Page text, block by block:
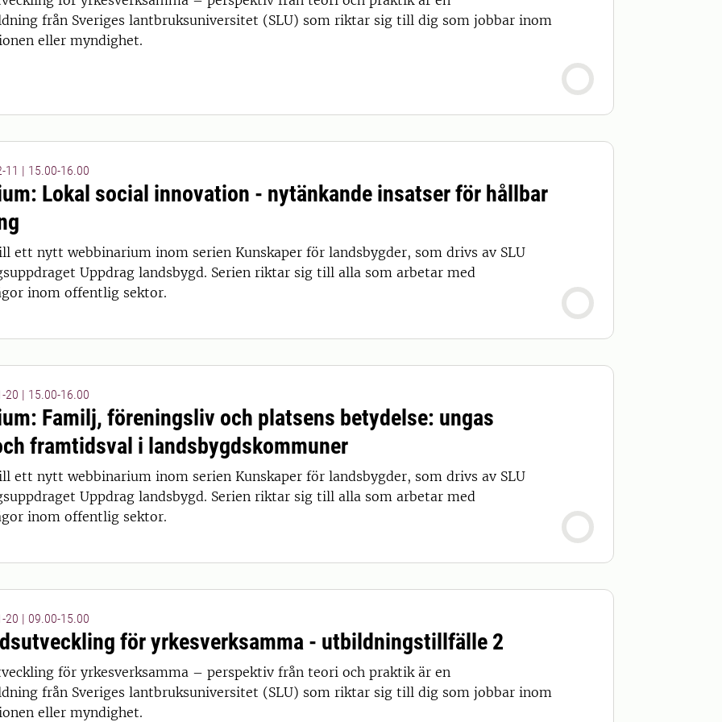
11:00
från Sveriges lantbruksuniversitet (SLU) som riktar sig till dig som jobbar inom
eller myndighet.
11 | 15.00-16.00
Lokal social innovation - nytänkande insatser för hållbar
ett nytt webbinarium inom serien Kunskaper för landsbygder, som drivs av SLU
Uppdrag landsbygd. Serien riktar sig till alla som arbetar med
inom offentlig sektor.
20 | 15.00-16.00
Familj, föreningsliv och platsens betydelse: ungas
framtidsval i landsbygdskommuner
ett nytt webbinarium inom serien Kunskaper för landsbygder, som drivs av SLU
Uppdrag landsbygd. Serien riktar sig till alla som arbetar med
inom offentlig sektor.
14:00
20 | 09.00-15.00
för yrkesverksamma - utbildningstillfälle 2
för yrkesverksamma – perspektiv från teori och praktik är en
från Sveriges lantbruksuniversitet (SLU) som riktar sig till dig som jobbar inom
eller myndighet.